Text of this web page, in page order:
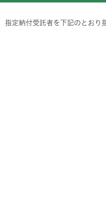
定納付受託者を下記のとおり